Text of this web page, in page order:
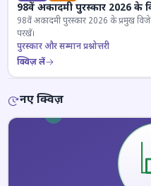
98वें अकादमी पुरस्कार 2026 के
98वें अकादमी पुरस्कार 2026 के प्रमुख
परखें।
पुरस्कार और सम्मान प्रश्नोत्तरी
क्विज़ लें
नए क्विज़